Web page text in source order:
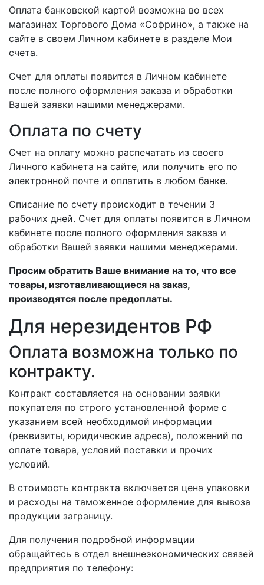
Оплата банковской картой возможна во всех
магазинах Торгового Дома «Софрино», а также на
сайте в своем Личном кабинете в разделе Мои
счета.
Счет для оплаты появится в Личном кабинете
после полного оформления заказа и обработки
Вашей заявки нашими менеджерами.
Оплата по счету
Счет на оплату можно распечатать из своего
Личного кабинета на сайте, или получить его по
электронной почте и оплатить в любом банке.
Списание по счету происходит в течении 3
рабочих дней. Счет для оплаты появится в Личном
кабинете после полного оформления заказа и
обработки Вашей заявки нашими менеджерами.
Просим обратить Ваше внимание на то, что все
товары, изготавливающиеся на заказ,
производятся после предоплаты.
Для нерезидентов РФ
Оплата возможна только по
контракту.
Контракт составляется на основании заявки
покупателя по строго установленной форме с
указанием всей необходимой информации
(реквизиты, юридические адреса), положений по
оплате товара, условий поставки и прочих
условий.
В стоимость контракта включается цена упаковки
и расходы на таможенное оформление для вывоза
продукции заграницу.
Для получения подробной информации
обращайтесь в отдел внешнеэкономических связей
предприятия по телефону: